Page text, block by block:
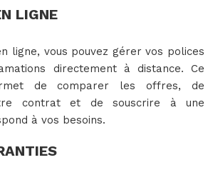
LIGNE
ligne, vous pouvez gérer vos polices
directement à distance. Ce
de comparer les offres, de
contrat et de souscrire à une
à vos besoins.